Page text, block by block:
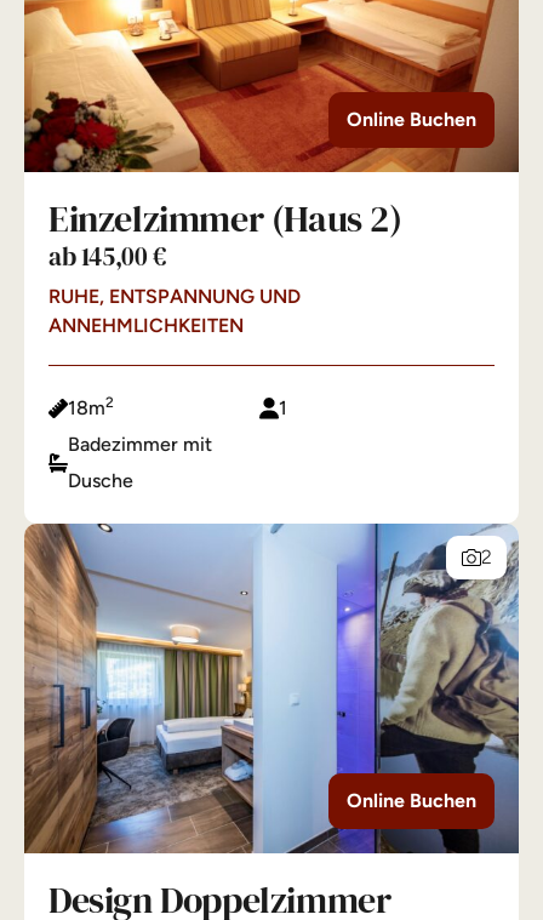
Online Buchen
Einzelzimmer (Haus 2)
ab 145,00 €
RUHE, ENTSPANNUNG UND
ANNEHMLICHKEITEN
18m2
1
Badezimmer mit
Dusche
2
Online Buchen
Design Doppelzimmer